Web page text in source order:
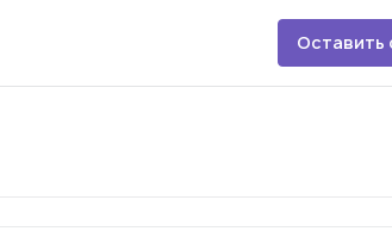
Оставить